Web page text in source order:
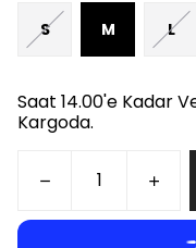
S M L
Saat 14.00'e Kadar
Kargoda.